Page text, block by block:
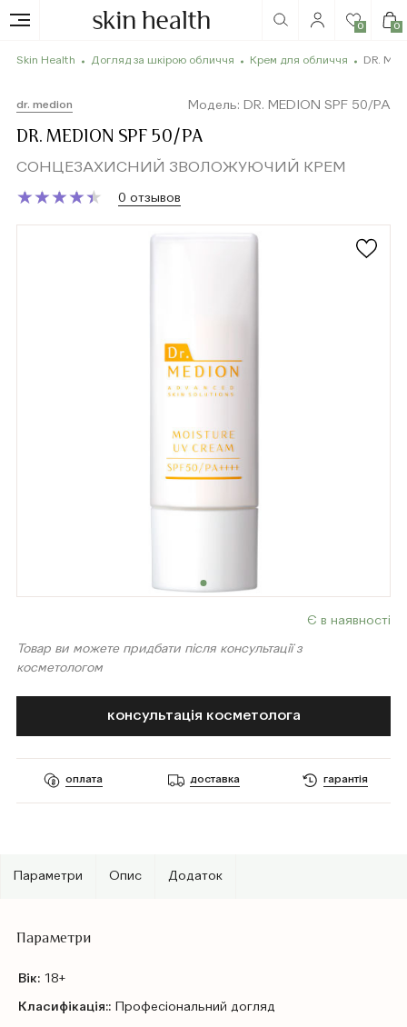
0 0
Skin Health Догляд за шкірою обличчя Крем для обличчя DR.
dr. medion Модель: DR. MEDION SPF 50/РА
DR. MEDION SPF 50/РА
СОНЦЕЗАХИСНИЙ ЗВОЛОЖУЮЧИЙ КРЕМ
★
★★
★★
★★
★★
★ 0 отзывов
Є в наявності
Товар ви можете придбати після консультації з
косметологом
консультація косметолога
оплата доставка гарантія
Параметри Опис Додаток
Параметри
Вік: 18+
Класифікація:: Профеcіональний догляд